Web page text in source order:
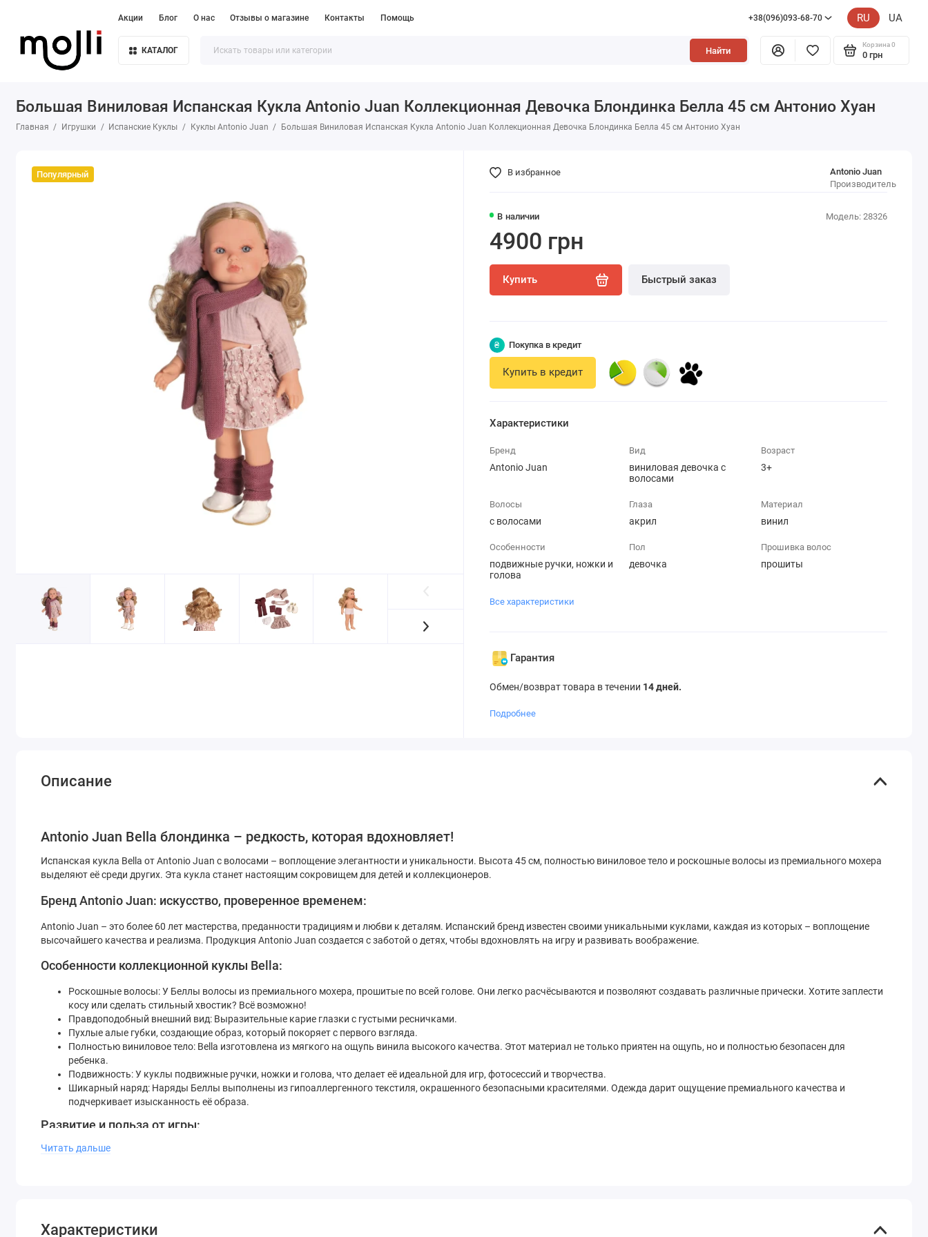
Акции Блог О нас Отзывы о магазине Контакты Помощь +38(096)093-68-70 RU UA
КАТАЛОГ Найти
Корзина 0
0 грн
Большая Виниловая Испанская Кукла Antonio Juan Коллекционная Девочка Блондинка Белла 45 см Антонио Хуан
Главная Игрушки Испанские Куклы Куклы Antonio Juan Большая Виниловая Испанская Кукла Antonio Juan Коллекционная Девочка Блондинка Белла 45 см Антонио Хуан
Популярный В избранное
В наличии Модель: 28326
Antonio Juan
Производитель
4900 грн
Купить Быстрый заказ
₴ Покупка в кредит
Купить в кредит
Характеристики
Бренд
Antonio Juan
Вид
виниловая девочка с
волосами
Возраст
3+
Волосы
с волосами
Глаза
акрил
Материал
винил
Особенности
подвижные ручки, ножки и
голова
Пол
девочка
Прошивка волос
прошиты
Все характеристики
Гарантия
Обмен/возврат товара в течении 14 дней.
Подробнее
Описание
Antonio Juan Bella блондинка – редкость, которая вдохновляет!
Испанская кукла Bella от Antonio Juan с волосами – воплощение элегантности и уникальности. Высота 45 см, полностью виниловое тело и роскошные волосы из премиального мохера
выделяют её среди других. Эта кукла станет настоящим сокровищем для детей и коллекционеров.
Бренд Antonio Juan: искусство, проверенное временем:
Antonio Juan – это более 60 лет мастерства, преданности традициям и любви к деталям. Испанский бренд известен своими уникальными куклами, каждая из которых – воплощение
высочайшего качества и реализма. Продукция Antonio Juan создается с заботой о детях, чтобы вдохновлять на игру и развивать воображение.
Особенности коллекционной куклы Bella:
Роскошные волосы: У Беллы волосы из премиального мохера, прошитые по всей голове. Они легко расчёсываются и позволяют создавать различные прически. Хотите заплести
косу или сделать стильный хвостик? Всё возможно!
Правдоподобный внешний вид: Выразительные карие глазки с густыми ресничками.
Пухлые алые губки, создающие образ, который покоряет с первого взгляда.
Полностью виниловое тело: Bella изготовлена из мягкого на ощупь винила высокого качества. Этот материал не только приятен на ощупь, но и полностью безопасен для
ребенка.
Подвижность: У куклы подвижные ручки, ножки и голова, что делает её идеальной для игр, фотосессий и творчества.
Шикарный наряд: Наряды Беллы выполнены из гипоаллергенного текстиля, окрашенного безопасными красителями. Одежда дарит ощущение премиального качества и
подчеркивает изысканность её образа.
Развитие и польза от игры:
Виниловая кукла блондинка Bella – это не просто игрушка. Она помогает ребенку развивать:
Почему стоит выбрать Беллу от Antonio Juan?
Читать дальше
Характеристики